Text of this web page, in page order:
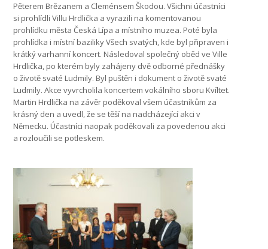
Pěterem Brězanem a Cleménsem Škodou. Všichni účastníci
si prohlídli Villu Hrdlička a vyrazili na komentovanou
prohlídku města Česká Lípa a místního muzea. Poté byla
prohlídka i místní baziliky Všech svatých, kde byl připraven i
krátký varhanní koncert. Následoval společný oběd ve Ville
Hrdlička, po kterém byly zahájeny dvě odborné přednášky
o životě svaté Ludmily. Byl puštěn i dokument o životě svaté
Ludmily. Akce vyvrcholila koncertem vokálního sboru Kvíltet.
Martin Hrdlička na závěr poděkoval všem účastníkům za
krásný den a uvedl, že se těší na nadcházející akci v
Německu. Účastníci naopak poděkovali za povedenou akci
a rozloučili se potleskem.